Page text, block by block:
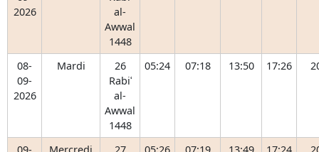
2026
al-
Awwal
1448
08-
09-
2026
Mardi
26
Rabiʿ
al-
Awwal
1448
05:24 07:18 13:50 17:26